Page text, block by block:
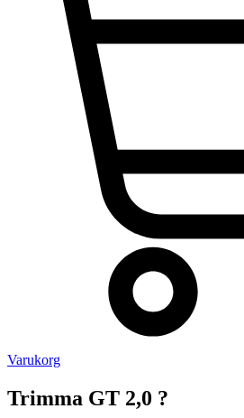
Varukorg
Trimma GT 2,0 ?